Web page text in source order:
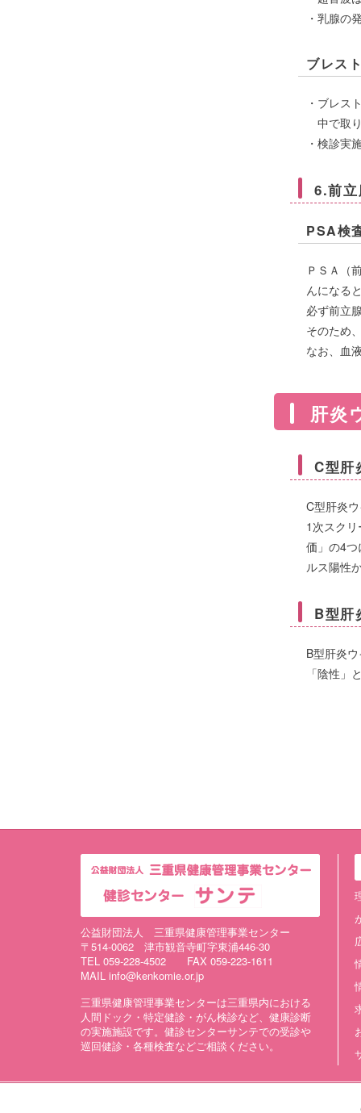
・乳腺の
ブレス
・ブレス
中で取
・検診実
6.前
PSA検
ＰＳＡ（
んになる
必ず前立
そのため
なお、血
肝炎
C型肝
C型肝炎
1次スク
価」の4
ルス陽性
B型肝
B型肝炎
「陰性」
公益財団法人 三重県健康管理事業センター
〒514-0062 津市観音寺町字東浦446-30
TEL 059-228-4502 FAX 059-223-1611
MAIL info@kenkomie.or.jp
三重県健康管理事業センターは三重県内における
人間ドック・特定健診・がん検診など、健康診断
の実施施設です。健診センターサンテでの受診や
巡回健診・各種検査などご相談ください。